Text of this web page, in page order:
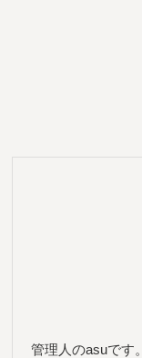
管理人のasuです。